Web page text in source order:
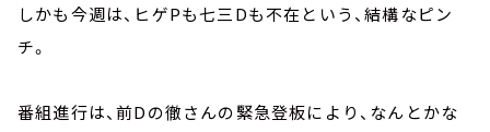
しかも今週は、ヒゲPも七三Dも不在という、結構なピン
チ。
番組進行は、前Dの徹さんの緊急登板により、なんとかな